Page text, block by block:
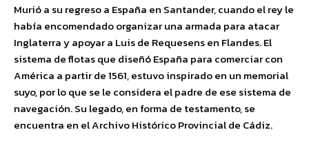
Murió a su regreso a España en Santander, cuando el rey le
había encomendado organizar una armada para atacar
Inglaterra y apoyar a Luis de Requesens en Flandes. El
sistema de flotas que diseñó España para comerciar con
América a partir de 1561, estuvo inspirado en un memorial
suyo, por lo que se le considera el padre de ese sistema de
navegación. Su legado, en forma de testamento, se
encuentra en el Archivo Histórico Provincial de Cádiz.